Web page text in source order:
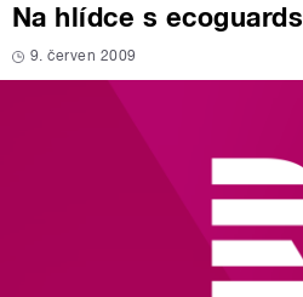
Na hlídce s ecoguards
9. červen 2009